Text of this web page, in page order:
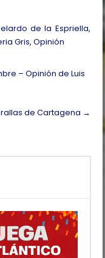
de la Espriella,
Gris,Opinión
– Opinión de Luis
de Cartagena →